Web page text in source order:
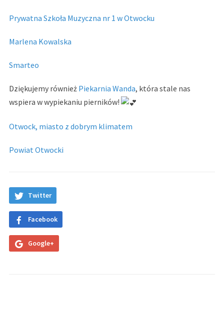
Prywatna Szkoła Muzyczna nr 1 w Otwocku
Marlena Kowalska
Smarteo
Dziękujemy również Piekarnia Wanda, która stale nas
wspiera w wypiekaniu pierników!
Otwock, miasto z dobrym klimatem
Powiat Otwocki
Twitter
Facebook
Google+